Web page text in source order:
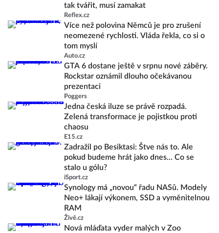
tak tvářit, musí zamakat
Reflex.cz
Více než polovina Němců je pro zrušení
neomezené rychlosti. Vláda řekla, co si o
tom myslí
Auto.cz
GTA 6 dostane ještě v srpnu nové záběry.
Rockstar oznámil dlouho očekávanou
prezentaci
Poggers
Jedna česká iluze se právě rozpadá.
Zelená transformace je pojistkou proti
chaosu
E15.cz
Zadražil po Besiktasi: Štve nás to. Ale
pokud budeme hrát jako dnes... Co se
stalo u gólu?
iSport.cz
Synology má „novou“ řadu NASů. Modely
Neo+ lákají výkonem, SSD a vyměnitelnou
RAM
Živě.cz
Nová mláďata vyder malých v Zoo